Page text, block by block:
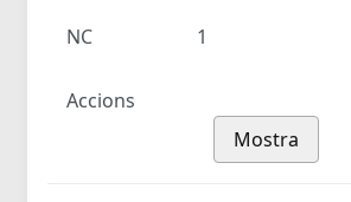
NC 1
Accions
Mostra